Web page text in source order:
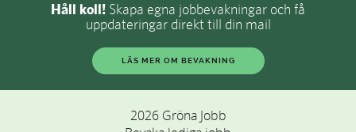
Håll koll! Skapa egna jobbevakningar och få
uppdateringar direkt till din mail
LÄS MER OM BEVAKNING
2026 Gröna Jobb